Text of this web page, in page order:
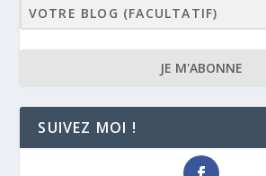
JE M'ABONNE
SUIVEZ MOI !